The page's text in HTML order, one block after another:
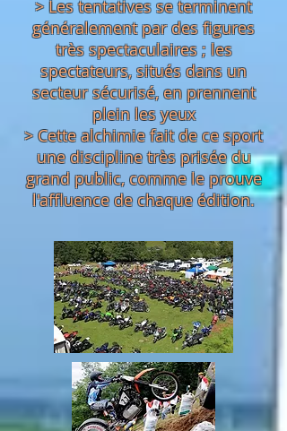
> Les tentatives se terminent
généralement par des figures
très spectaculaires ; les
spectateurs, situés dans un
secteur sécurisé, en prennent
plein les yeux
> Cette alchimie fait de ce sport
une discipline très prisée du
grand public, comme le prouve
l'affluence de chaque édition.